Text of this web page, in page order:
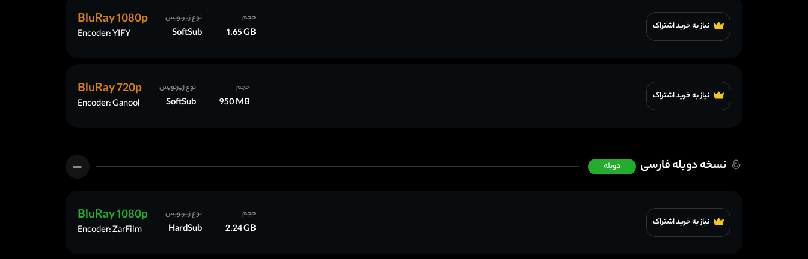
نیاز به خرید اشتراک
حجم
1.65 GB
نوع زیرنویس
SoftSub
BluRay 1080p
Encoder: YIFY
نیاز به خرید اشتراک
حجم
950 MB
نوع زیرنویس
SoftSub
BluRay 720p
Encoder: Ganool
نسخه دوبله فارسی دوبله
نیاز به خرید اشتراک
حجم
2.24 GB
نوع زیرنویس
HardSub
BluRay 1080p
Encoder: ZarFilm